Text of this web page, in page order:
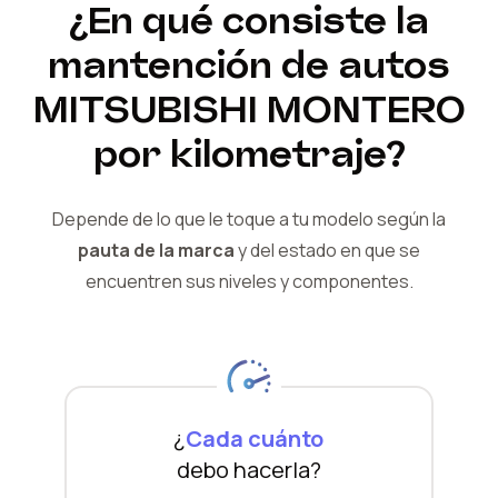
¿En qué consiste la
mantención de autos
MITSUBISHI MONTERO
por kilometraje?
Depende de lo que le toque a tu modelo según la
pauta de la marcay delestado en que se
encuentren sus niveles y componentes.
¿Cada cuánto
debo hacerla?